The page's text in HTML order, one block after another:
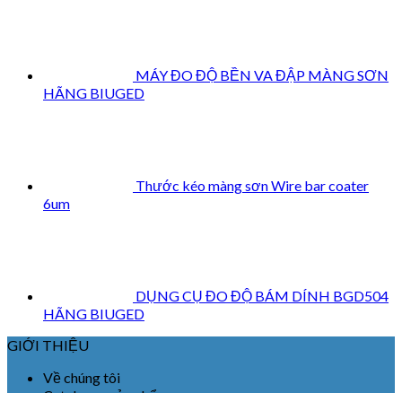
MÁY ĐO ĐỘ BỀN VA ĐẬP MÀNG SƠN
HÃNG BIUGED
Thước kéo màng sơn Wire bar coater
6um
DỤNG CỤ ĐO ĐỘ BÁM DÍNH BGD504
HÃNG BIUGED
GIỚI THIỆU
Về chúng tôi